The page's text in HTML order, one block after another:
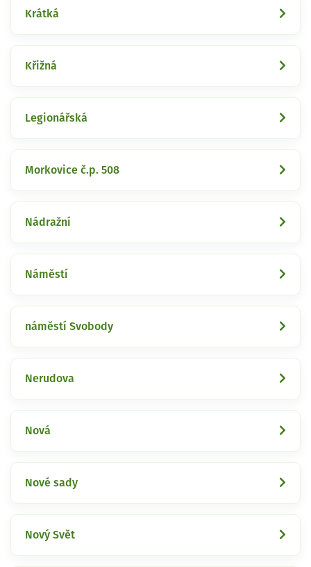
Krátká
Křižná
Legionářská
Morkovice č.p. 508
Nádražní
Náměstí
náměstí Svobody
Nerudova
Nová
Nové sady
Nový Svět